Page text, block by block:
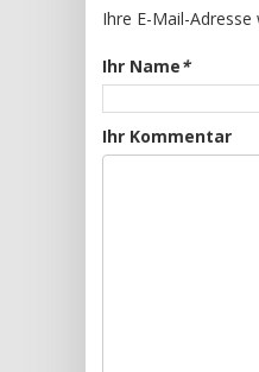
Ihre E-Mail-
Ihr Name*
Ihr Kommentar